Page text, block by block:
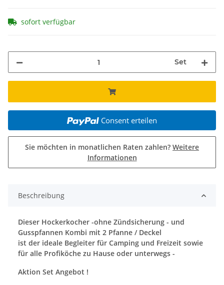
sofort verfügbar
Set
Consent erteilen
Sie möchten in monatlichen Raten zahlen? Weitere
Informationen
Beschreibung
Dieser Hockerkocher -ohne Zündsicherung - und
Gusspfannen Kombi mit 2 Pfanne / Deckel
ist der ideale Begleiter für Camping und Freizeit sowie
für alle Profiköche zu Hause oder unterwegs -
Aktion Set Angebot !